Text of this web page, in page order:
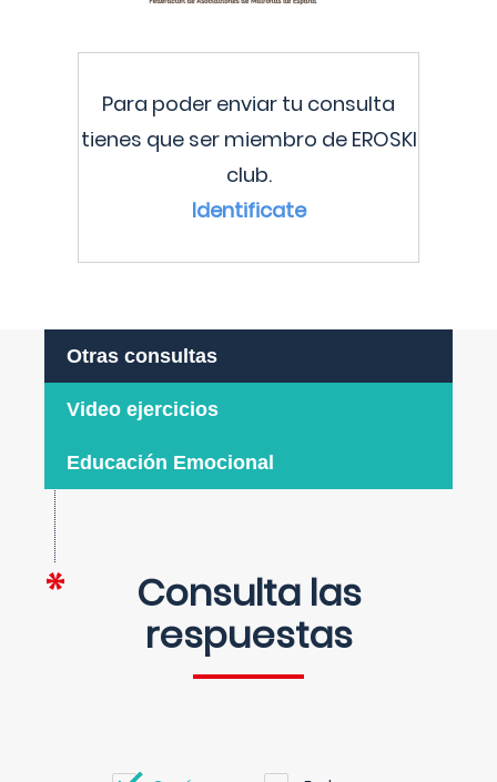
Para poder enviar tu consulta
tienes que ser miembro de EROSKI
club.
Identificate
Otras consultas
Video ejercicios
Educación Emocional
Consulta las
respuestas